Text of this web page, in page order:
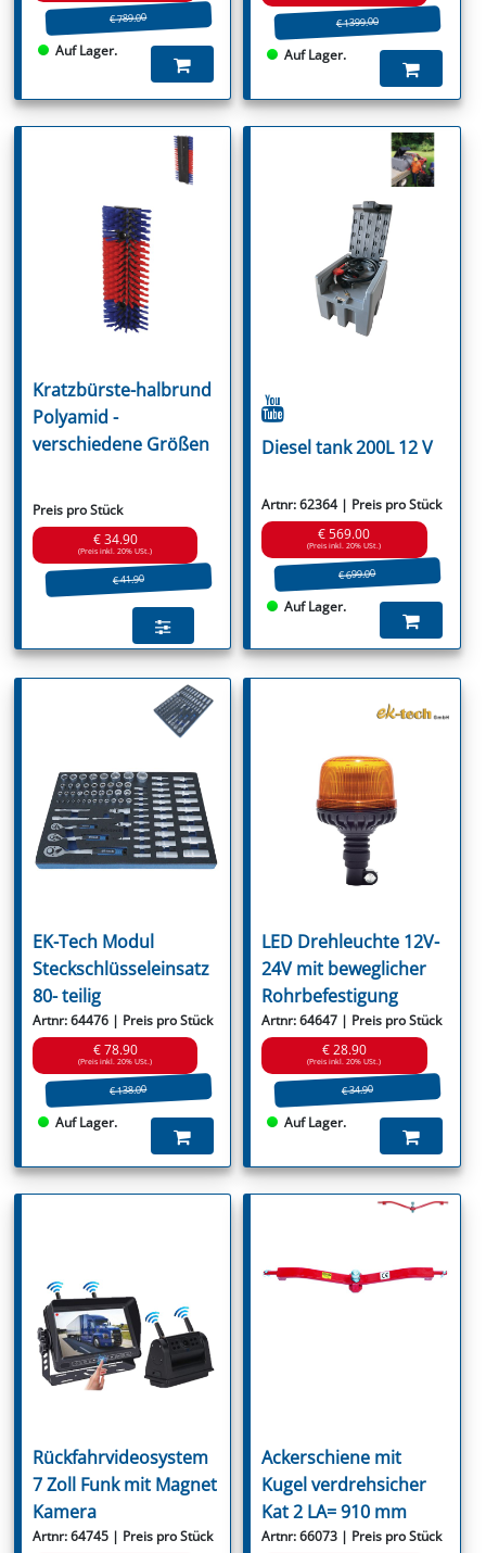
€ 789.00
Auf Lager.
€ 1399.00
Auf Lager.
Kratzbürste-halbrund
Polyamid -
verschiedene Größen
Preis pro Stück
€ 34.90
(Preis inkl. 20% USt.)
€ 41.90
Diesel tank 200L 12 V
Artnr: 62364 | Preis pro Stück
€ 569.00
(Preis inkl. 20% USt.)
€ 699.00
Auf Lager.
EK-Tech Modul
Steckschlüsseleinsatz
80- teilig
Artnr: 64476 | Preis pro Stück
€ 78.90
(Preis inkl. 20% USt.)
€ 138.00
Auf Lager.
LED Drehleuchte 12V-
24V mit beweglicher
Rohrbefestigung
Artnr: 64647 | Preis pro Stück
€ 28.90
(Preis inkl. 20% USt.)
€ 34.90
Auf Lager.
Rückfahrvideosystem
7 Zoll Funk mit Magnet
Kamera
Artnr: 64745 | Preis pro Stück
Ackerschiene mit
Kugel verdrehsicher
Kat 2 LA= 910 mm
Artnr: 66073 | Preis pro Stück